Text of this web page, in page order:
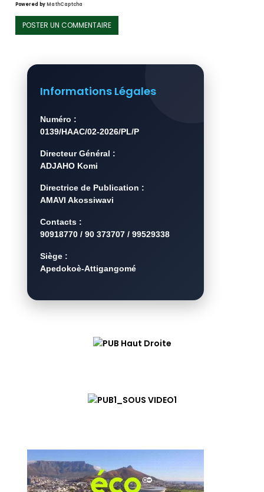
Powered byMathCaptcha
Informations Légales
Numéro :
0139/HAAC/02-2026/PL/P
Directeur Général :
ADJAHO Komi
Directrice de Publication :
AMAVI Akossiwavi
Contacts :
90918770 / 90 373707 / 99529338
Siège :
Apedokoè-Attigangomé